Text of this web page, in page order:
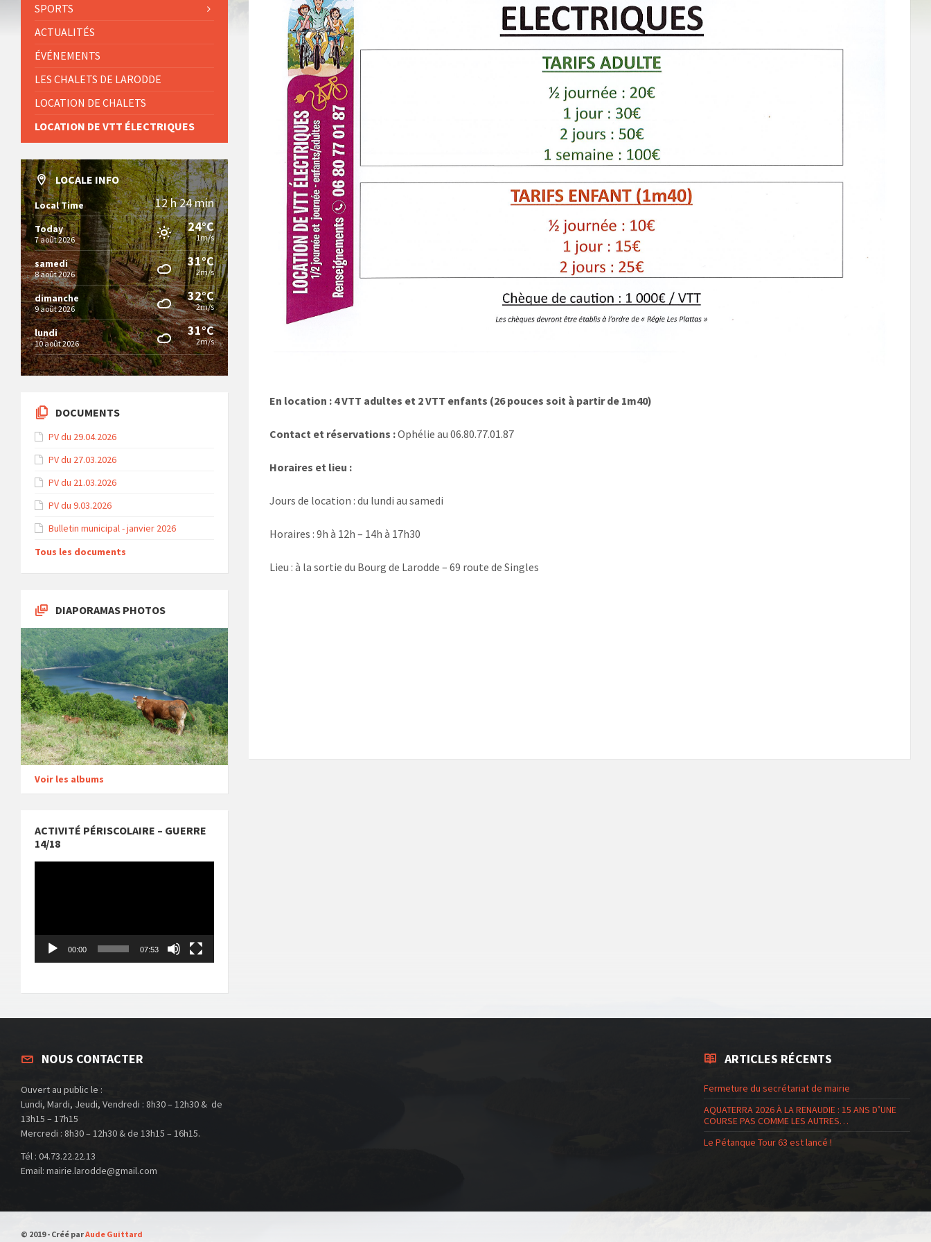
En location : 4 VTT adultes et 2 VTT enfants (26 pouces soit à partir de 1m40)
Contact et réservations :Ophélie au 06.80.77.01.87
Horaires et lieu :
Jours de location : du lundi au samedi
Horaires : 9h à 12h – 14h à 17h30
Lieu : à la sortie du Bourg de Larodde – 69 route de Singles
SPORTS
ACTUALITÉS
ÉVÉNEMENTS
LES CHALETS DE LARODDE
LOCATION DE CHALETS
LOCATION DE VTT ÉLECTRIQUES
LOCALE INFO
Local Time 12 h 24 min
Today
7 août 2026
24°C
1m/s
samedi
8 août 2026
31°C
2m/s
dimanche
9 août 2026
32°C
2m/s
lundi
10 août 2026
31°C
2m/s
DOCUMENTS
PV du 29.04.2026
PV du 27.03.2026
PV du 21.03.2026
PV du 9.03.2026
Bulletin municipal - janvier 2026
Tous les documents
DIAPORAMAS PHOTOS
Voir les albums
ACTIVITÉ PÉRISCOLAIRE – GUERRE
14/18
Lecteur
00:00 07:53
NOUS CONTACTER
Ouvert au public le :
Lundi, Mardi, Jeudi, Vendredi : 8h30 – 12h30 & de
13h15 – 17h15
Mercredi : 8h30 – 12h30 & de 13h15 – 16h15.
Tél : 04.73.22.22.13
Email: mairie.larodde@gmail.com
ARTICLES RÉCENTS
Fermeture du secrétariat de mairie
AQUATERRA 2026 À LA RENAUDIE : 15 ANS D’UNE
COURSE PAS COMME LES AUTRES…
Le Pétanque Tour 63 est lancé !
© 2019 - Créé parAude Guittard